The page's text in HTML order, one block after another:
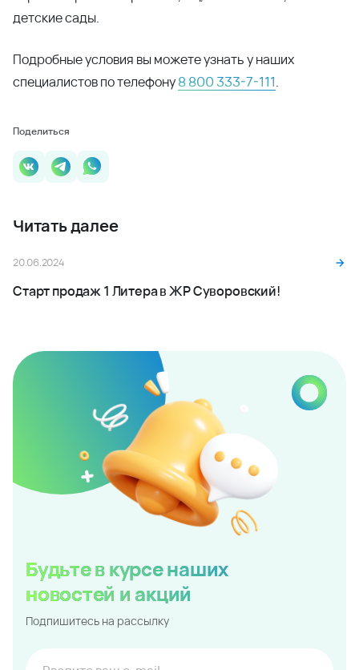
Будьте в курсе наших
новостей и акций
Подпишитесь на рассылку
детские сады.
Подробные условия вы можете узнать у наших
специалистов по телефону8 800 333-7-111.
Поделиться
Читать далее
20.06.2024
Старт продаж 1 Литера в ЖР Суворовский!